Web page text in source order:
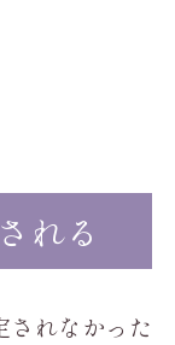
れる
されなかった